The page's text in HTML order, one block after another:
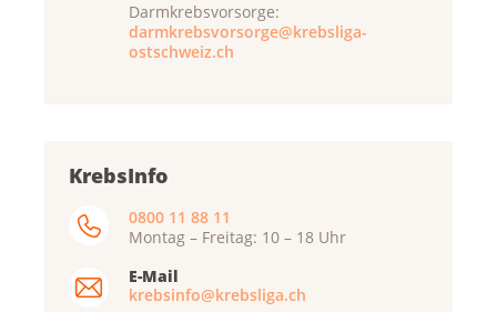
Darmkrebsvorsorge:
darmkrebsvorsorge@krebsliga-
ostschweiz.ch
KrebsInfo
0800 11 88 11
Montag – Freitag: 10 – 18 Uhr
E-Mail
krebsinfo@krebsliga.ch